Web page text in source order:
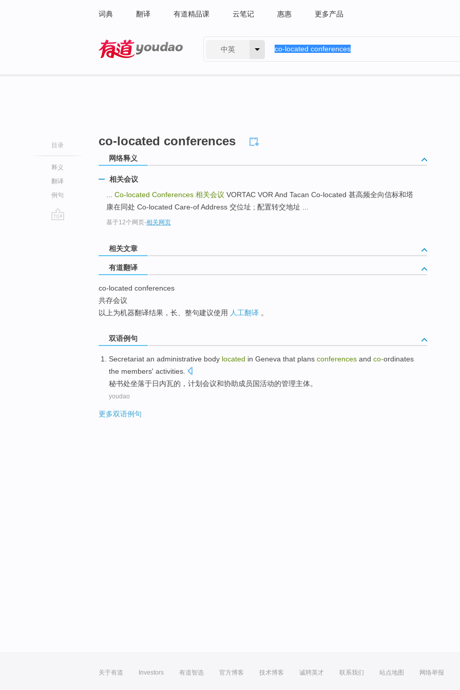
词典 翻译 有道精品课 云笔记 惠惠 更多产品
中英
目录
释义
翻译
例句
co-located conferences
网络释义
相关会议
Co-located Conferences 相关会议 VORTAC VOR And Tacan Co-located 甚高频全向信标和塔
康在同处 Co-located Care-of Address 交位址 ; 配置转交地址 ...
基于12个网页-相关网页
相关文章
有道翻译
co-located conferences
共存会议
以上为机器翻译结果，长、整句建议使用 人工翻译 。
双语例句
Secretariat an administrative body located in Geneva that plans conferences and co-ordinates
the members' activities
秘书处坐落于日内瓦的， 计划会议和协助成员国活动的管理主体。
youdao
更多双语例句
关于有道 Investors 有道智选 官方博客 技术博客 诚聘英才 联系我们 站点地图 网络举报